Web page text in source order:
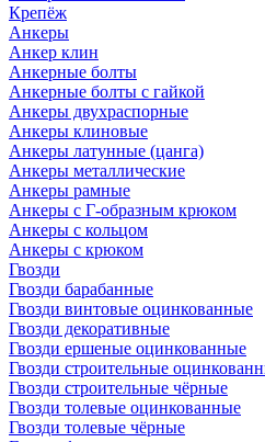
Крепёж
Анкеры
Анкер клин
Анкерные болты
Анкерные болты с гайкой
Анкеры двухраспорные
Анкеры клиновые
Анкеры латунные (цанга)
Анкеры металлические
Анкеры рамные
Анкеры с Г-образным крюком
Анкеры с кольцом
Анкеры с крюком
Гвозди
Гвозди барабанные
Гвозди винтовые оцинкованные
Гвозди декоративные
Гвозди ершеные оцинкованные
Гвозди строительные
Гвозди строительные чёрные
Гвозди толевые оцинкованные
Гвозди толевые чёрные